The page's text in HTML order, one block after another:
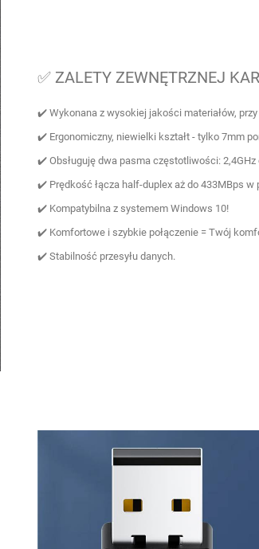
✅ ZALETY ZEWNĘTRZNEJ
✔️ Wykonana z wysokiej jakości materiałów,
✔️ Ergonomiczny, niewielki kształt - tylko 7mm
✔️ Obsługuję dwa pasma częstotliwości: 2,4GHz
✔️ Prędkość łącza half-duplex aż do 433MBps w
✔️ Kompatybilna z systemem Windows 10!
✔️ Komfortowe i szybkie połączenie = Twój
✔️ Stabilność przesyłu danych.